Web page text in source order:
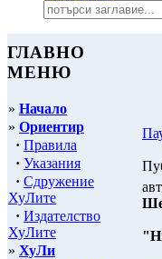
ГЛАВНО
МЕНЮ
» Начало
» Ориентир
· Правила
· Указания
· Сдружение
ХуЛите
· Издателство
ХуЛите
» ХуЛи